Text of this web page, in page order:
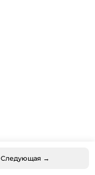
Следующая →